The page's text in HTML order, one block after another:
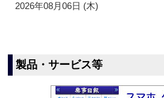
2026年08月06日 (木)
製品・サービス等